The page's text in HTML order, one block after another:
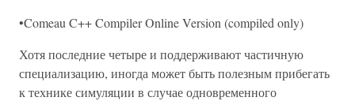
•Comeau C++ Compiler Online Version (compiled only)
Хотя последние четыре и поддерживают частичную
специализацию, иногда может быть полезным прибегать
к технике симуляции в случае одновременного